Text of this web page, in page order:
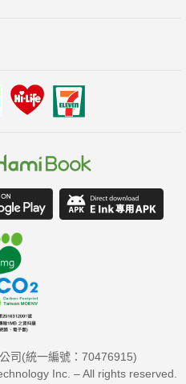
司(統一編號：70476915)
Inc. – All rights reserved.